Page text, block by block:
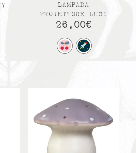
LAMPADA
PROIETTORE LUCI
26,00€